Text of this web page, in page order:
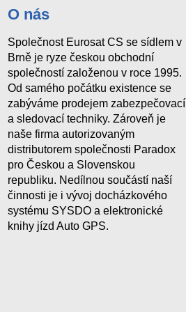
O nás
Společnost Eurosat CS se sídlem v
Brně je ryze českou obchodní
společností založenou v roce 1995.
Od samého počátku existence se
zabýváme prodejem zabezpečovací
a sledovací techniky. Zároveň je
naše firma autorizovaným
distributorem společnosti Paradox
pro Českou a Slovenskou
republiku. Nedílnou součástí naší
činnosti je i vývoj docházkového
systému SYSDO a elektronické
knihy jízd Auto GPS.